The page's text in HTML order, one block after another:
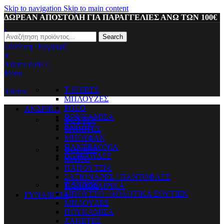
Skip to navigation Skip to main content
ΔΩΡΕΑΝ ΑΠΟΣΤΟΛΗ ΓΙΑ ΠΑΡΑΓΓΕΛΙΕΣ ΑΝΩ ΤΩΝ 100€
Search
Σύνδεση / Εγγραφή
0
0 items 0,00 €
Menu
0 items
ΑΝΔΡΙΚΑ
T-SHIRTS
ΜΠΛΟΥΖΕΣ
POLO
ΠΟΥΚΑΜΙΣΑ
ΚΟΛΑΝ
ΦΟΥΤΕΡ
ΖΑΚΕΤΕΣ
ΜΠΟΥΦΑΝ
ΠΑΝΤΕΛΟΝΙΑ
ΒΕΡΜΟΥΔΕΣ
ΦΟΡΜΕΣ
ΜΑΓΙΟ
ΠΑΠΟΥΤΣΙΑ
ΣΑΓΙΟΝΑΡΕΣ / ΠΑΝΤΟΦΛΕΣ
ΠΟΔΟΣΦΑΙΡΙΚΑ
ΓΥΝΑΙΚΕΙΑ
T-SHIRTS
ΜΠΟΥΣΤΟ / ΑΘΛΗΤΙΚΑ ΣΟΥΤΙΕΝ
ΜΠΛΟΥΖΕΣ
ΠΟΥΚΑΜΙΣΑ
ΖΑΚΕΤΕΣ